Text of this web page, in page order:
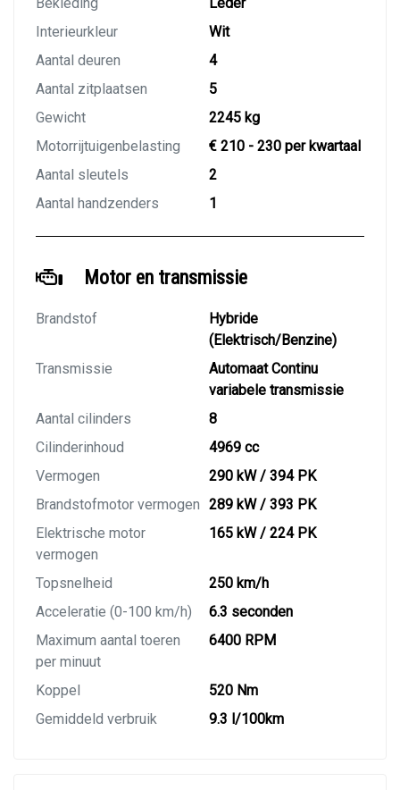
Interieurkleur
Wit
Aantal deuren
4
Aantal zitplaatsen
5
Gewicht
2245 kg
Motorrijtuigenbelasting
€ 210 - 230 per kwartaal
Aantal sleutels
2
Aantal handzenders
1
Motor en transmissie
Brandstof
Hybride
(Elektrisch/Benzine)
Transmissie
Automaat Continu
variabele transmissie
Aantal cilinders
8
Cilinderinhoud
4969 cc
Vermogen
290 kW / 394 PK
Brandstofmotor vermogen 289 kW / 393 PK
Elektrische motor
vermogen
165 kW / 224 PK
Topsnelheid
250 km/h
Acceleratie (0-100 km/h)
6.3 seconden
Maximum aantal toeren
per minuut
6400 RPM
Koppel
520 Nm
Gemiddeld verbruik
9.3 l/100km